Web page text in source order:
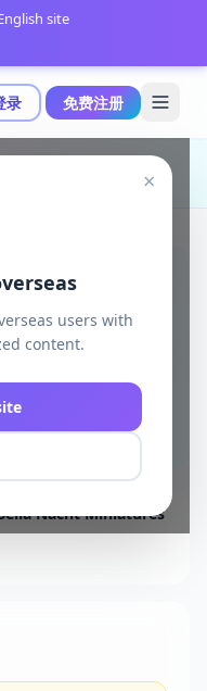
录 免费注册
site
×
users with
content.
Nacht Miniatures